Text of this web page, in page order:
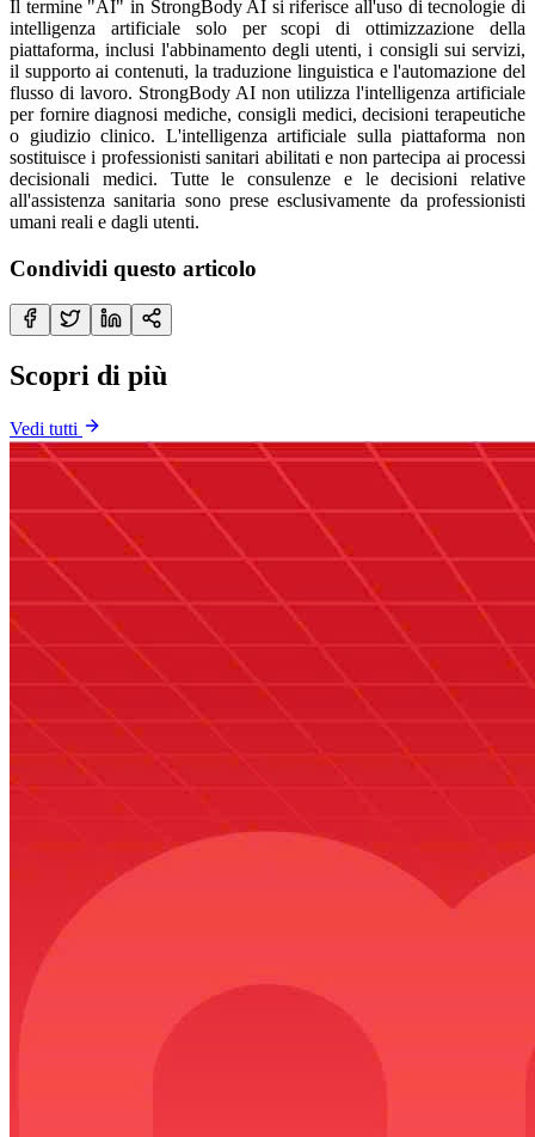
Il termine "AI" in StrongBody AI si riferisce all'uso di tecnologie di
intelligenza artificiale solo per scopi di ottimizzazione della
piattaforma, inclusi l'abbinamento degli utenti, i consigli sui servizi,
il supporto ai contenuti, la traduzione linguistica e l'automazione del
flusso di lavoro. StrongBody AI non utilizza l'intelligenza artificiale
per fornire diagnosi mediche, consigli medici, decisioni terapeutiche
o giudizio clinico. L'intelligenza artificiale sulla piattaforma non
sostituisce i professionisti sanitari abilitati e non partecipa ai processi
decisionali medici. Tutte le consulenze e le decisioni relative
all'assistenza sanitaria sono prese esclusivamente da professionisti
umani reali e dagli utenti.
Condividi questo articolo
Scopri di più
Vedi tutti